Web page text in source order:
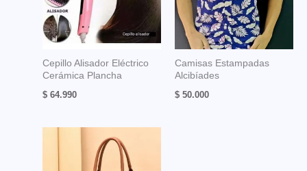
Cepillo Alisador Eléctrico
Cerámica Plancha
$ 64.990
Camisas Estampadas
Alcibíades
$ 50.000